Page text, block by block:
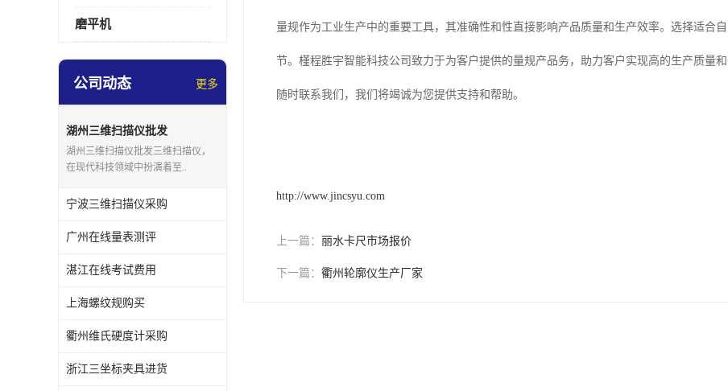
磨平机
公司动态 更多
湖州三维扫描仪批发
湖州三维扫描仪批发三维扫描仪，
在现代科技领域中扮演着至..
宁波三维扫描仪采购
广州在线量表测评
湛江在线考试费用
上海螺纹规购买
衢州维氏硬度计采购
浙江三坐标夹具进货
量规作为工业生产中的重要工具，其准确性和性直接影响产品质量和生产效率。选择适合
节。槿程胜宇智能科技公司致力于为客户提供的量规产品务，助力客户实现高的生产质量
随时联系我们，我们将竭诚为您提供支持和帮助。
http://www.jincsyu.com
上一篇： 丽水卡尺市场报价
下一篇： 衢州轮廓仪生产厂家